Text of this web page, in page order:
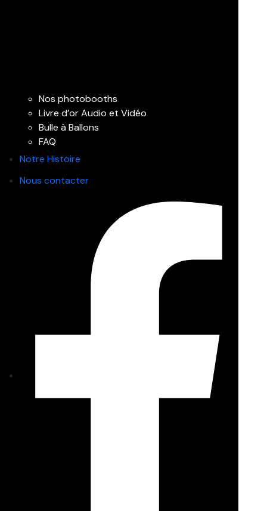
Nos photobooths
Livre d’or Audio et Vidéo
Bulle à Ballons
FAQ
Notre Histoire
Nous contacter